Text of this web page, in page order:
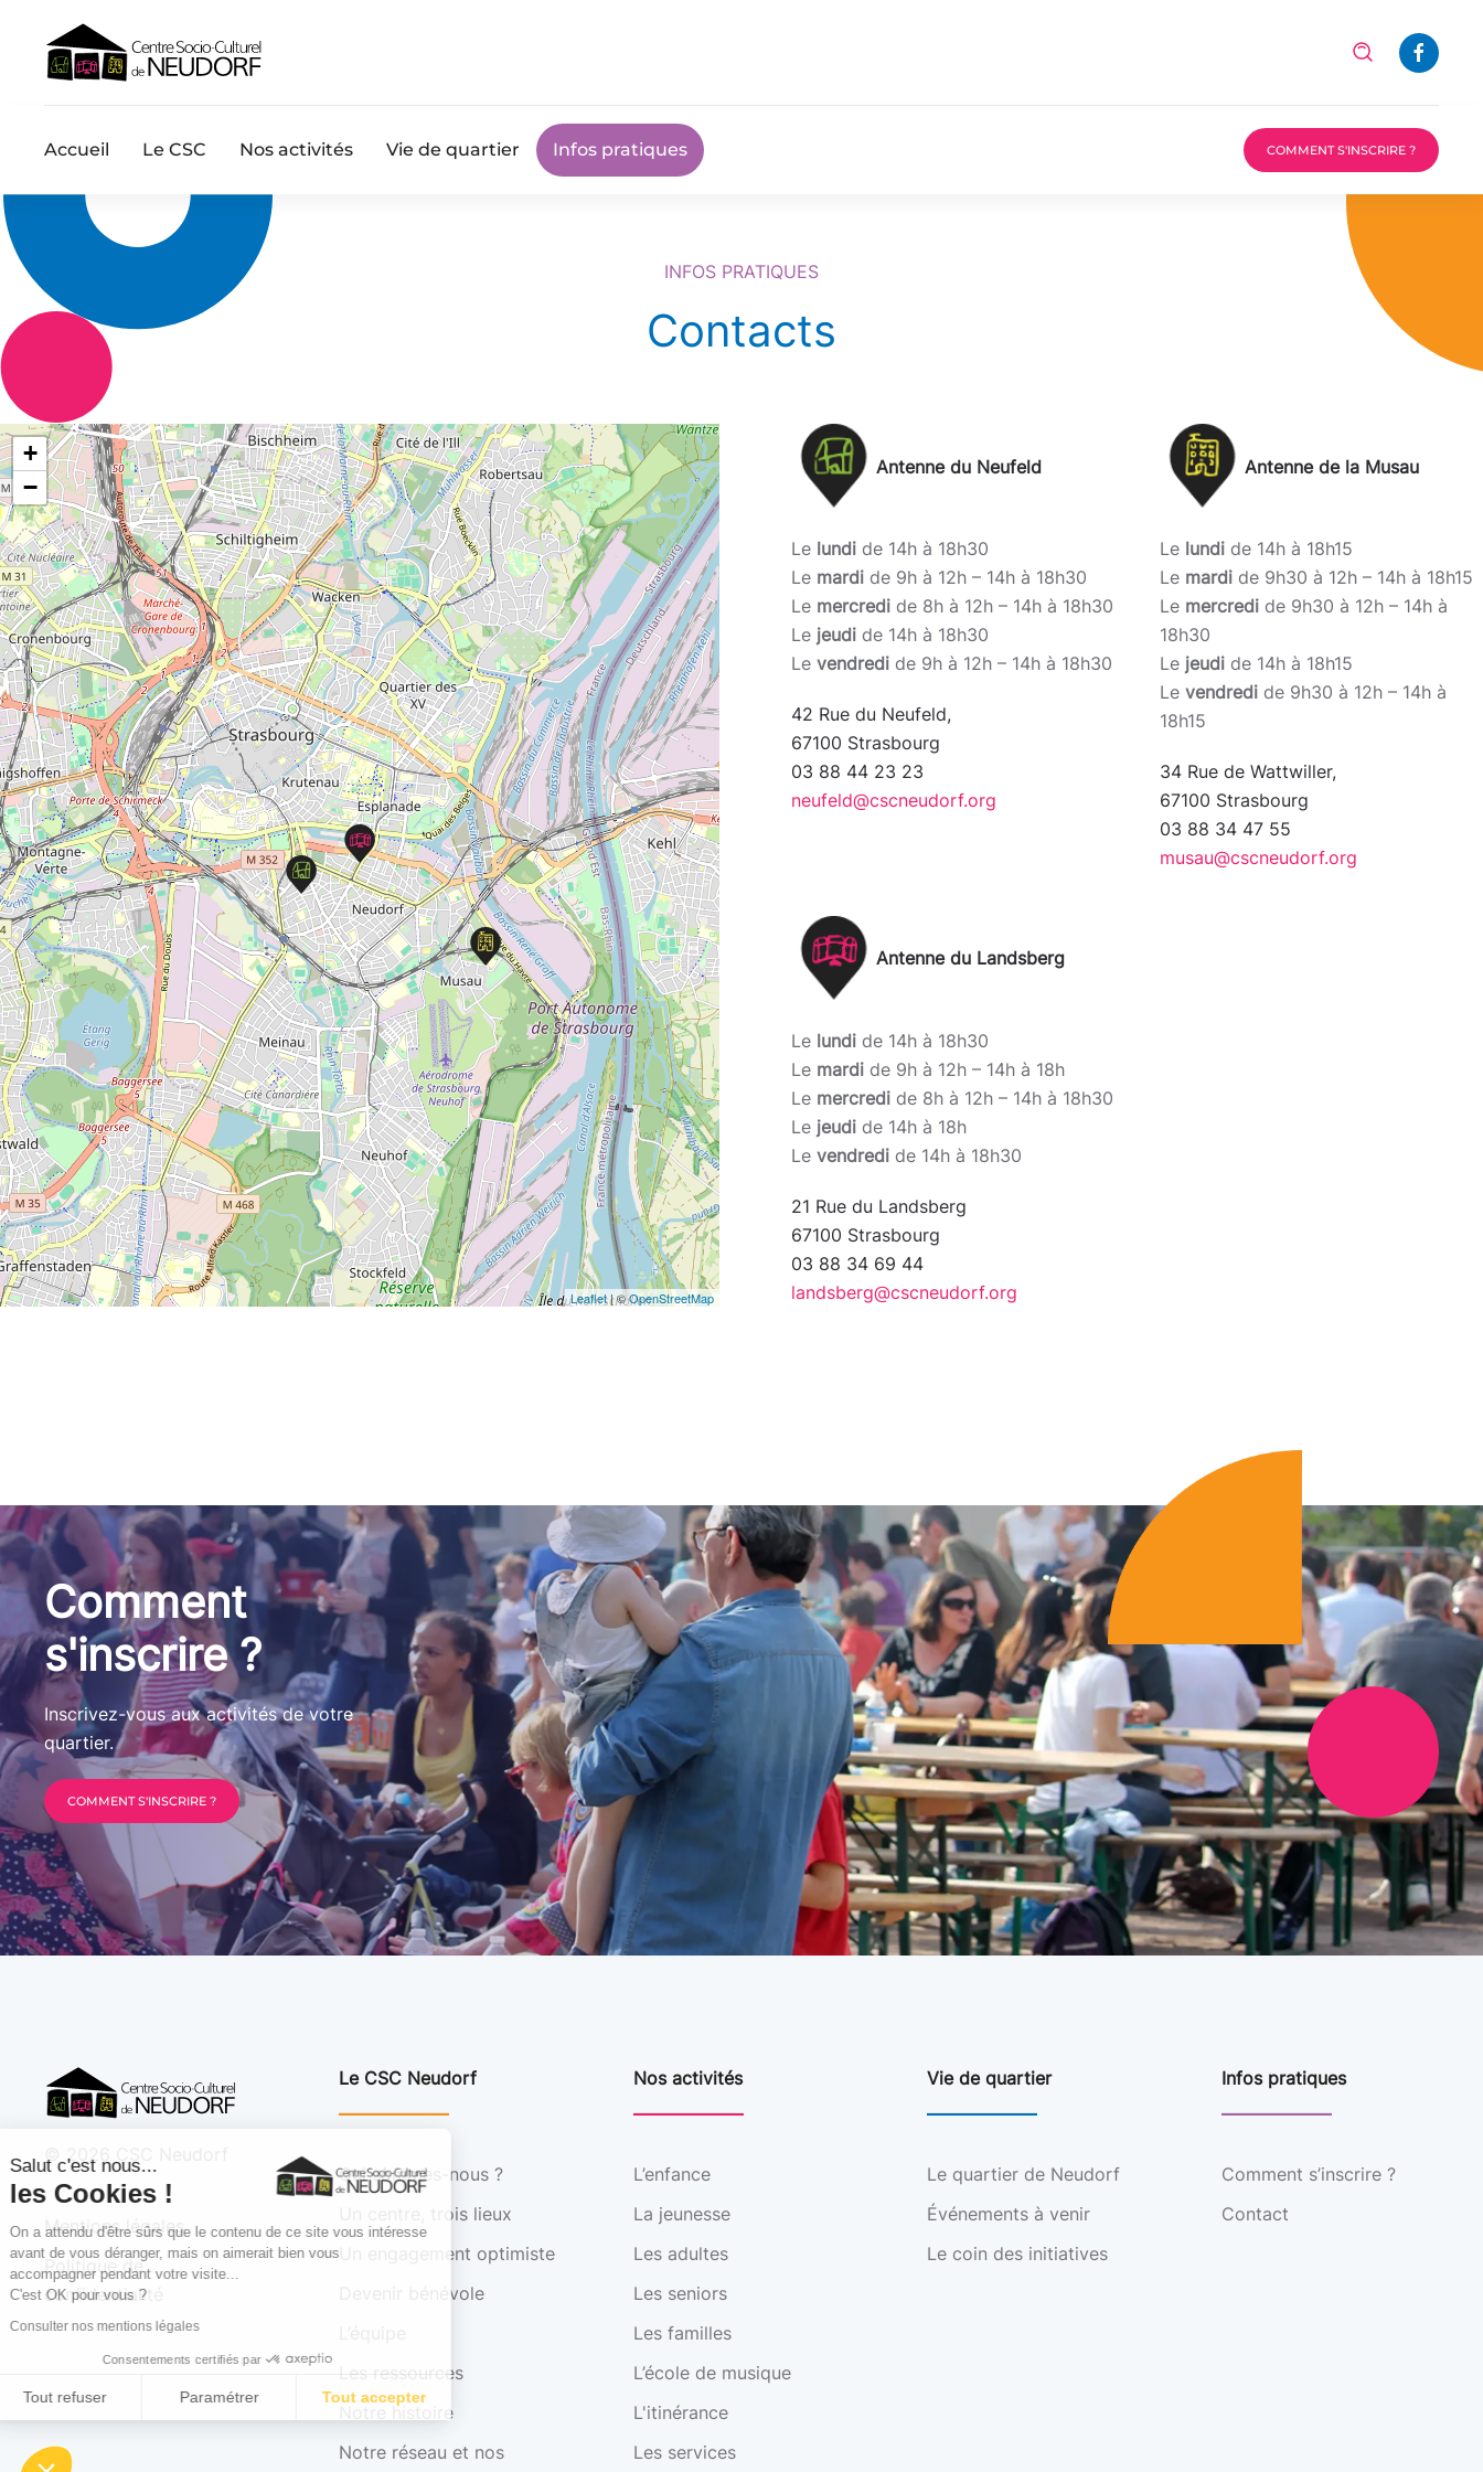
Salut c'est nous...
les Cookies !
On a attendu d'être sûrs que le contenu de ce site vous intéresse
avant de vous déranger, mais on aimerait bien vous
accompagner pendant votre visite...
C'est OK pour vous ?
Consulter nos mentions légales
Consentements certifiés par
Tout refuser Paramétrer Tout accepter
Accueil Le CSC Nos activités Vie de quartier Infos pratiques COMMENT S'INSCRIRE ?
INFOS PRATIQUES
Contacts
+
−
Leaflet| ©OpenStreetMap
Antenne du Neufeld
Le lundi de 14h à 18h30
Le mardi de 9h à 12h – 14h à 18h30
Le mercredi de 8h à 12h – 14h à 18h30
Le jeudi de 14h à 18h30
Le vendredi de 9h à 12h – 14h à 18h30
42 Rue du Neufeld,
67100 Strasbourg
03 88 44 23 23
neufeld@cscneudorf.org
Antenne de la Musau
Le lundide 14h à 18h15
Le mardide 9h30 à 12h – 14h à 18h15
Le mercredide 9h30 à 12h – 14h à
18h30
Le jeudide 14h à 18h15
Le vendredide 9h30 à 12h – 14h à
18h15
34 Rue de Wattwiller,
67100 Strasbourg
03 88 34 47 55
musau@cscneudorf.org
Antenne du Landsberg
Le lundi de 14h à 18h30
Le mardi de 9h à 12h – 14h à 18h
Le mercredi de 8h à 12h – 14h à 18h30
Le jeudi de 14h à 18h
Le vendredi de 14h à 18h30
21 Rue du Landsberg
67100 Strasbourg
03 88 34 69 44
landsberg@cscneudorf.org
Comment
s'inscrire ?
Inscrivez-vous aux activités de votre
quartier.
COMMENT S'INSCRIRE ?
© 2026
Mentions légales
Politique de
confidentialité
Le CSC Neudorf
Qui sommes-nous ?
Un centre, trois lieux
Un engagement optimiste
Devenir bénévole
Les ressources
Notre histoire
Notre réseau et nos
Nos activités
L’enfance
La jeunesse
Les adultes
Les seniors
Les familles
L’école de musique
L'itinérance
Les services
Vie de quartier
Le quartier de Neudorf
Événements à venir
Le coin des initiatives
Infos pratiques
Comment s’inscrire ?
Contact